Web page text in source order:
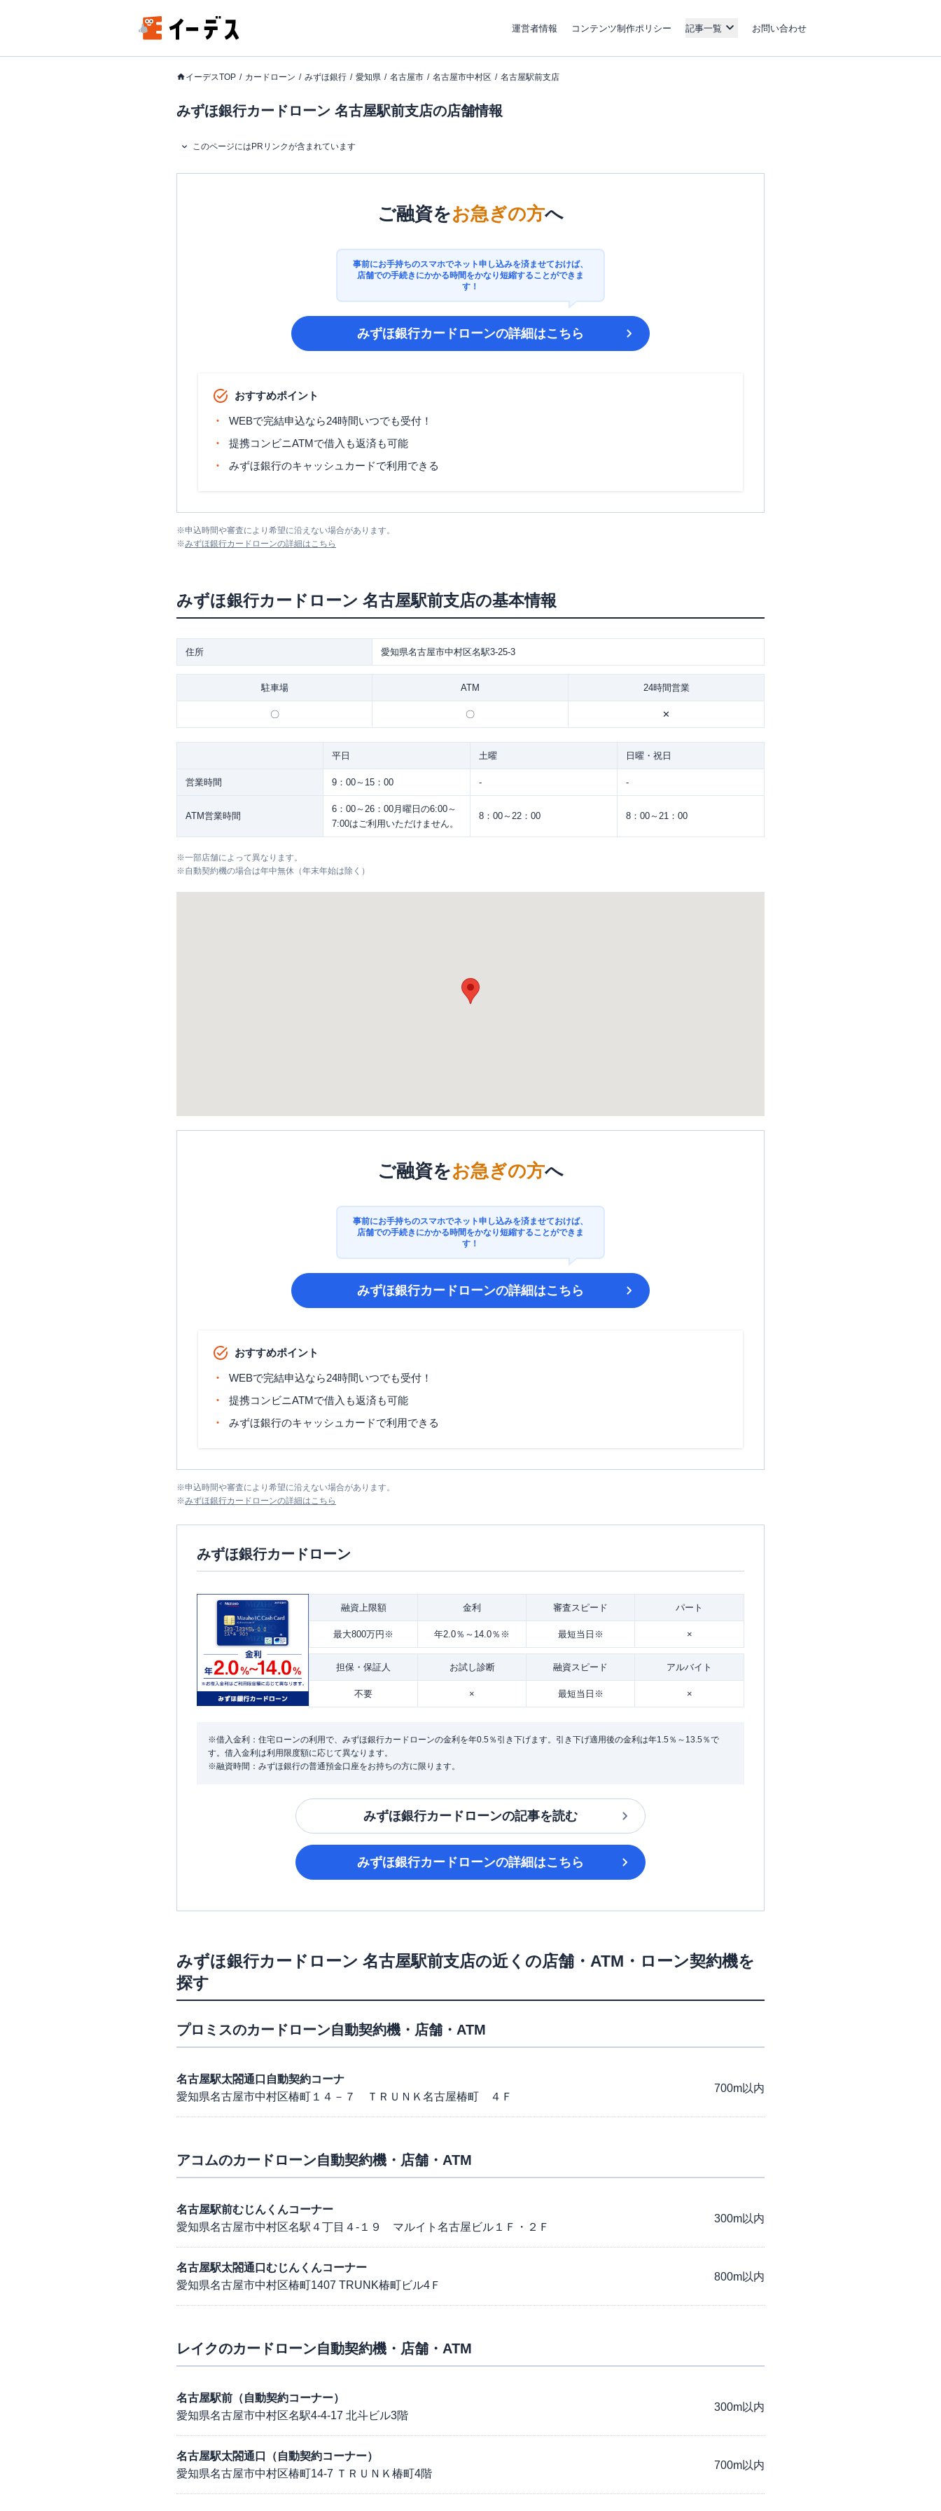
運営者情報 コンテンツ制作ポリシー 記事一覧 お問い合わせ
イーデスTOP カードローン みずほ銀行 愛知県 名古屋市 名古屋市中村区 名古屋駅前支店
みずほ銀行カードローン 名古屋駅前支店の店舗情報
このページにはPRリンクが含まれています
ご融資をお急ぎの方へ
事前にお手持ちのスマホでネット申し込みを済ませておけば、
店舗での手続きにかかる時間をかなり短縮することができま
す！
みずほ銀行カードローンの詳細はこちら
おすすめポイント
WEBで完結申込なら24時間いつでも受付！
提携コンビニATMで借入も返済も可能
みずほ銀行のキャッシュカードで利用できる
※申込時間や審査により希望に沿えない場合があります。
※みずほ銀行カードローンの詳細はこちら
みずほ銀行カードローン 名古屋駅前支店の基本情報
住所 愛知県名古屋市中村区名駅3-25-3
駐車場 ATM 24時間営業
〇 〇 ✕
平日 土曜 日曜・祝日
営業時間 9：00～15：00 - -
ATM営業時間
6：00～26：00月曜日の6:00～
7:00はご利用いただけません。
8：00～22：00 8：00～21：00
※一部店舗によって異なります。
※自動契約機の場合は年中無休（年末年始は除く）
ご融資をお急ぎの方へ
事前にお手持ちのスマホでネット申し込みを済ませておけば、
店舗での手続きにかかる時間をかなり短縮することができま
す！
みずほ銀行カードローンの詳細はこちら
おすすめポイント
WEBで完結申込なら24時間いつでも受付！
提携コンビニATMで借入も返済も可能
みずほ銀行のキャッシュカードで利用できる
※申込時間や審査により希望に沿えない場合があります。
※みずほ銀行カードローンの詳細はこちら
みずほ銀行カードローン
融資上限額 金利 審査スピード パート
最大800万円※ 年2.0％～14.0％※ 最短当日※ ×
担保・ 保証人 お試し診断 融資スピード アルバイト
不要 × 最短当日※ ×
※借入金利：住宅ローンの利用で、みずほ銀行カードローンの金利を年0.5％引き下げます。引き下げ適用後の金利は年1.5％～13.5％で
す。借入金利は利用限度額に応じて異なります。
※融資時間：みずほ銀行の普通預金口座をお持ちの方に限ります。
みずほ銀行カードローンの記事を読む
みずほ銀行カードローンの詳細はこちら
みずほ銀行カードローン 名古屋駅前支店の近くの店舗・ATM・ローン契約機を
探す
プロミスのカードローン自動契約機・店舗・ATM
名古屋駅太閤通口自動契約コーナ
愛知県名古屋市中村区椿町１４－７ ＴＲＵＮＫ名古屋椿町 ４Ｆ
700m以内
アコムのカードローン自動契約機・店舗・ATM
名古屋駅前むじんくんコーナー
愛知県名古屋市中村区名駅４丁目４-１９ マルイト名古屋ビル１Ｆ・２Ｆ
300m以内
名古屋駅太閤通口むじんくんコーナー
愛知県名古屋市中村区椿町1407 TRUNK椿町ビル4Ｆ
800m以内
レイクのカードローン自動契約機・店舗・ATM
名古屋駅前（自動契約コーナー）
愛知県名古屋市中村区名駅4-4-17 北斗ビル3階
300m以内
名古屋駅太閤通口（自動契約コーナー）
愛知県名古屋市中村区椿町14-7 ＴＲＵＮＫ椿町4階
700m以内